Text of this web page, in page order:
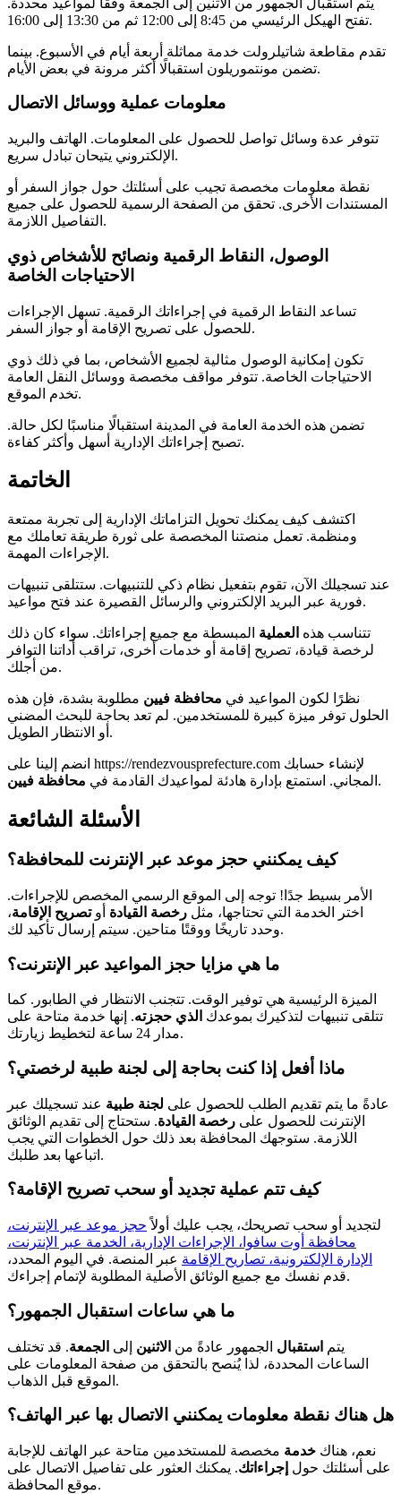
تفتح الهيكل الرئيسي من 8:45 إلى 12:00 ثم من 13:30 إلى 16:00.
تقدم مقاطعة شاتيلرولت خدمة مماثلة أربعة أيام في الأسبوع. بينما
تضمن مونتموريلون استقبالًا أكثر مرونة في بعض الأيام.
معلومات عملية ووسائل الاتصال
تتوفر عدة وسائل تواصل للحصول على المعلومات. الهاتف والبريد
الإلكتروني يتيحان تبادل سريع.
نقطة معلومات مخصصة تجيب على أسئلتك حول جواز السفر أو
المستندات الأخرى. تحقق من الصفحة الرسمية للحصول على جميع
التفاصيل اللازمة.
الوصول، النقاط الرقمية ونصائح للأشخاص ذوي
الاحتياجات الخاصة
تساعد النقاط الرقمية في إجراءاتك الرقمية. تسهل الإجراءات
للحصول على تصريح الإقامة أو جواز السفر.
تكون إمكانية الوصول مثالية لجميع الأشخاص، بما في ذلك ذوي
الاحتياجات الخاصة. تتوفر مواقف مخصصة ووسائل النقل العامة
تخدم الموقع.
تضمن هذه الخدمة العامة في المدينة استقبالًا مناسبًا لكل حالة.
تصبح إجراءاتك الإدارية أسهل وأكثر كفاءة.
الخاتمة
اكتشف كيف يمكنك تحويل التزاماتك الإدارية إلى تجربة ممتعة
ومنظمة. تعمل منصتنا المخصصة على ثورة طريقة تعاملك مع
الإجراءات المهمة.
عند تسجيلك الآن، تقوم بتفعيل نظام ذكي للتنبيهات. ستتلقى تنبيهات
فورية عبر البريد الإلكتروني والرسائل القصيرة عند فتح مواعيد.
تتناسب هذه العملية المبسطة مع جميع إجراءاتك. سواء كان ذلك
لرخصة قيادة، تصريح إقامة أو خدمات أخرى، تراقب أداتنا التوافر
من أجلك.
نظرًا لكون المواعيد في محافظة فيين مطلوبة بشدة، فإن هذه
الحلول توفر ميزة كبيرة للمستخدمين. لم تعد بحاجة للبحث المضني
أو الانتظار الطويل.
انضم إلينا على https://rendezvousprefecture.com لإنشاء حسابك
المجاني. استمتع بإدارة هادئة لمواعيدك القادمة في محافظة فيين .
الأسئلة الشائعة
كيف يمكنني حجز موعد عبر الإنترنت للمحافظة؟
الأمر بسيط جدًا! توجه إلى الموقع الرسمي المخصص للإجراءات.
اختر الخدمة التي تحتاجها، مثل رخصة القيادة أوتصريح الإقامة،
وحدد تاريخًا ووقتًا متاحين. سيتم إرسال تأكيد لك.
ما هي مزايا حجز المواعيد عبر الإنترنت؟
الميزة الرئيسية هي توفير الوقت. تتجنب الانتظار في الطابور. كما
تتلقى تنبيهات لتذكيرك بموعدك الذي حجزته. إنها خدمة متاحة على
مدار 24 ساعة لتخطيط زيارتك.
ماذا أفعل إذا كنت بحاجة إلى لجنة طبية لرخصتي؟
عادةً ما يتم تقديم الطلب للحصول على لجنة طبية عند تسجيلك عبر
الإنترنت للحصول على رخصة القيادة. ستحتاج إلى تقديم الوثائق
اللازمة. ستوجهك المحافظة بعد ذلك حول الخطوات التي يجب
اتباعها بعد طلبك.
كيف تتم عملية تجديد أو سحب تصريح الإقامة؟
لتجديد أو سحب تصريحك، يجب عليك أولاًحجز موعد عبر الإنترنت،
محافظة أوت سافوا، الإجراءات الإدارية، الخدمة عبر الإنترنت،
الإدارة الإلكترونية، تصاريح الإقامة عبر المنصة. في اليوم المحدد،
قدم نفسك مع جميع الوثائق الأصلية المطلوبة لإتمام إجراءك.
ما هي ساعات استقبال الجمهور؟
يتم استقبال الجمهور عادةً من الاثنين إلى الجمعة. قد تختلف
الساعات المحددة، لذا يُنصح بالتحقق من صفحة المعلومات على
الموقع قبل الذهاب.
هل هناك نقطة معلومات يمكنني الاتصال بها عبر الهاتف؟
نعم، هناك خدمة مخصصة للمستخدمين متاحة عبر الهاتف للإجابة
على أسئلتك حول إجراءاتك. يمكنك العثور على تفاصيل الاتصال على
موقع المحافظة.